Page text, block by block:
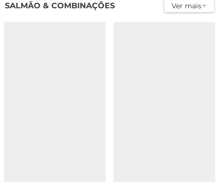
SALMÃO & COMBINAÇÕES Ver mais